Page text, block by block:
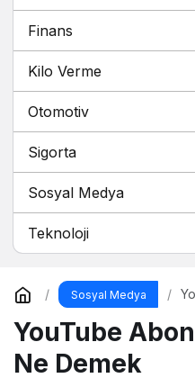
Finans
Kilo Verme
Otomotiv
Sigorta
Sosyal Medya
Teknoloji
Sosyal Medya
YouTube
Ne Demek